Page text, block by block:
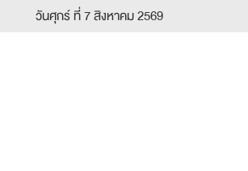
วันศุกร์ ที่ 7 สิงหาคม 2569